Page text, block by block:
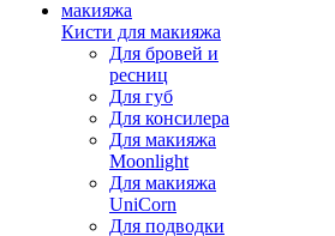
Кисти для макияжа
Для бровей и
ресниц
Для губ
Для консилера
Для макияжа
Moonlight
Для макияжа
UniCorn
Для подводки